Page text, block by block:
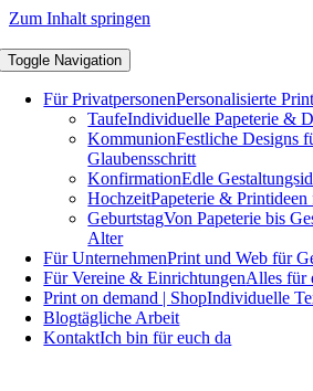
Zum Inhalt springen
Toggle Navigation
Für PrivatpersonenPersonalisierte
TaufeIndividuelle Papeterie &
KommunionFestliche Designs
Glaubensschritt
KonfirmationEdle
HochzeitPapeterie &
GeburtstagVon Papeterie bis
Alter
Für UnternehmenPrint und Web für
Für Vereine & EinrichtungenAlles für
Print on demand | ShopIndividuelle
Blogtägliche Arbeit
KontaktIch bin für euch da